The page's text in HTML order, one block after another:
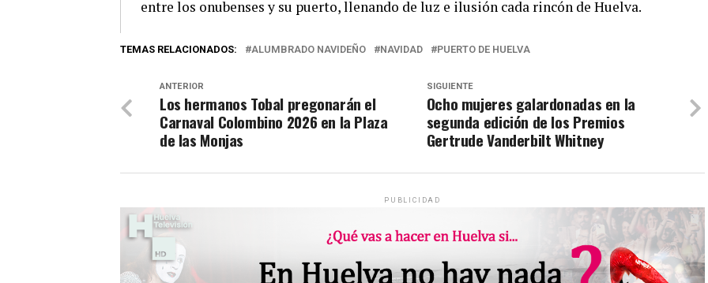
entre los onubenses y su puerto, llenando de luz e ilusión cada rincón de Huelva.
TEMAS RELACIONADOS: ALUMBRADO NAVIDEÑO NAVIDAD PUERTO DE HUELVA
SIGUIENTE
Ocho mujeres galardonadas en la
segunda edición de los Premios
Gertrude Vanderbilt Whitney
ANTERIOR
Los hermanos Tobal pregonarán el
Carnaval Colombino 2026 en la Plaza
de las Monjas
PUBLICIDAD